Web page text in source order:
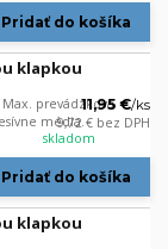
Pridať do košíka
klapkou
prevádzková
média.
11,95 €/ks
9,72 € bez DPH
skladom
Pridať do košíka
klapkou